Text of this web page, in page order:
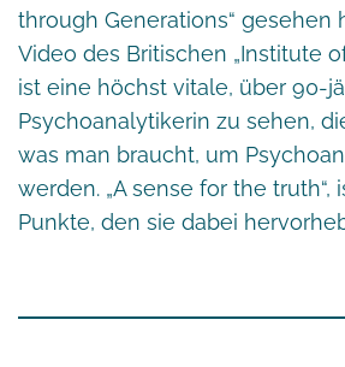
through Generations“ gesehen
Video des Britischen „Institute
ist eine höchst vitale, über 90-
Psychoanalytikerin zu sehen,
was man braucht, um
werden. „A sense for the truth“,
Punkte, den sie dabei